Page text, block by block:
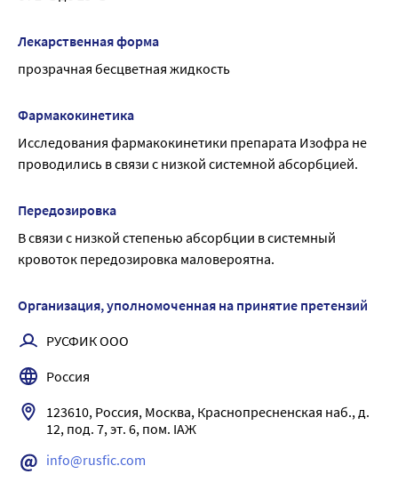
Лекарственная форма
прозрачная бесцветная жидкость
Фармакокинетика
Исследования фармакокинетики препарата Изофра не
проводились в связи с низкой системной абсорбцией.
Передозировка
В связи с низкой степенью абсорбции в системный
кровоток передозировка маловероятна.
Организация, уполномоченная на принятие претензий
РУСФИК ООО
Россия
123610, Россия, Москва, Краснопресненская наб., д.
12, под. 7, эт. 6, пом. IАЖ
info@rusfic.com